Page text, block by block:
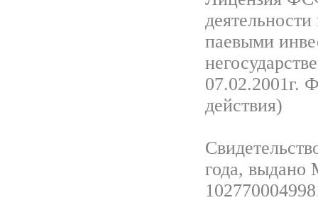
паевыми
07.02.2001г.
действия)
года, выдано